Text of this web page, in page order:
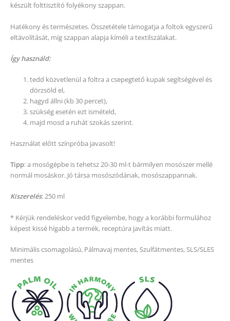
készült folttisztító folyékony szappan.
Hatékony és természetes. Összetétele támogatja a foltok egyszerű
eltávolítását, míg szappan alapja kíméli a textilszálakat.
Így használd:
tedd közvetlenül a foltra a csepegtető kupak segítségével és
dörzsöld el,
hagyd állni (kb 30 percet),
szükség esetén ezt ismételd,
majd mosd a ruhát szokás szerint.
Használat előtt színpróba javasolt!
Tipp: a mosógépbe is tehetsz 20-30 ml-t bármilyen mosószer mellé
normál mosáskor. Jó társa mosószódának, mosószappannak.
Kiszerelés: 250 ml
* Kérjük rendeléskor vedd figyelembe, hogy a korábbi formulához
képest kissé hígabb a termék, receptúra javítás miatt.
Minimális csomagolású, Pálmavaj mentes, Szulfátmentes, SLS/SLES
mentes